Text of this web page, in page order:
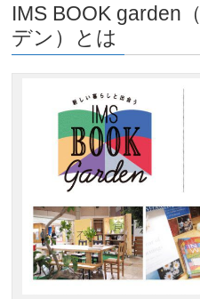
IMS BOOK garden
デン）とは